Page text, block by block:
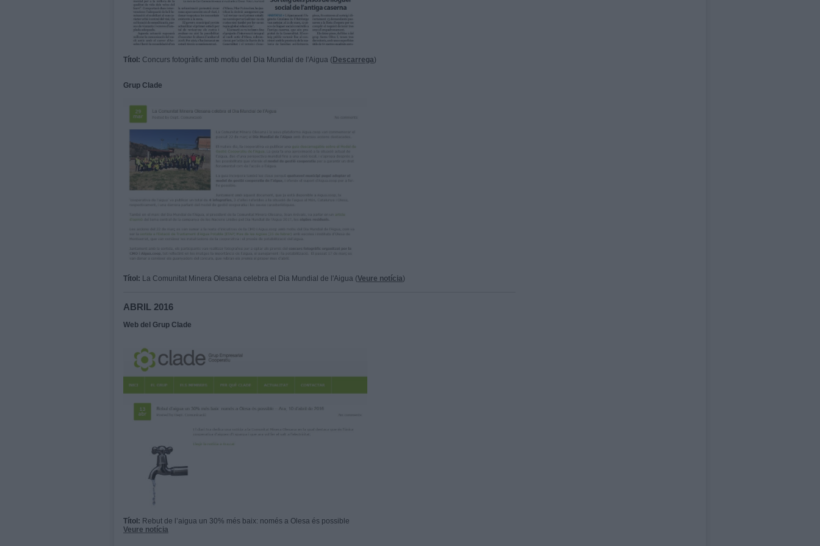
Títol: Concurs fotogràfic amb motiu del Dia Mundial de l'Aigua ( Descarrega)
Grup Clade
Títol: La Comunitat Minera Olesana celebra el Dia Mundial de l'Aigua (Veure notícia​)
ABRIL 2016
Web del Grup Clade
Títol: Rebut de l’aigua un 30% més baix: només a Olesa és possible
Veure notícia